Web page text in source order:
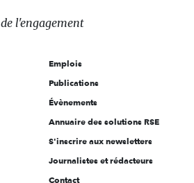
de l'engagement
Emplois
Publications
Évènements
Annuaire des solutions RSE
S'inscrire aux newsletters
Journalistes et rédacteurs
Contact